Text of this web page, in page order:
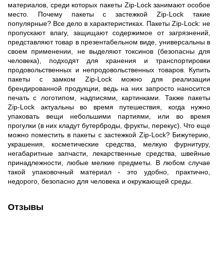
материалов, среди которых пакеты Zip-Lock занимают особое
место. Почему пакеты с застежкой Zip-Lock такие
популярные? Все дело в характеристиках. Пакеты Zip-Lock: не
пропускают влагу, защищают содержимое от загрязнений,
представляют товар в презентабельном виде, универсальны в
своем применении, не выделяют токсинов (безопасны для
человека), подходят для хранения и транспортировки
продовольственных и непродовольственных товаров. Купить
пакеты с замком Zip-Lock можно для реализации
брендированной продукции, ведь на них запросто наносится
печать с логотипом, надписями, картинками. Также пакеты
Zip-Lock актуальны во время путешествия, когда нужно
упаковать вещи небольшими партиями, или во время
прогулки (в них кладут бутерброды, фрукты, перекус). Что еще
можно поместить в пакеты с застежкой Zip-Lock? Бижутерию,
украшения, косметические средства, мелкую фурнитуру,
негабаритные запчасти, лекарственные средства, швейные
принадлежности, любые мелкие предметы. В любом случае
такой упаковочный материал - это удобно, практично,
недорого, безопасно для человека и окружающей среды.
Отзывы